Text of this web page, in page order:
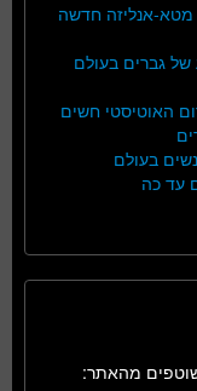
מטא-אנליזה חדשה
גברים בעולם
האוטיסטי חשים
בעולם
עד כה
מהאתר: